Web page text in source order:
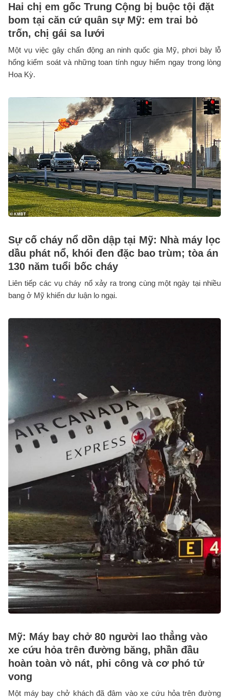
Hai chị em gốc Trung Cộng bị buộc tội đặt
bom tại căn cứ quân sự Mỹ: em trai bỏ
trốn, chị gái sa lưới
Một vụ việc gây chấn động an ninh quốc gia Mỹ, phơi bày lỗ
hổng kiểm soát và những toan tính nguy hiểm ngay trong lòng
Hoa Kỳ.
Sự cố cháy nổ dồn dập tại Mỹ: Nhà máy lọc
dầu phát nổ, khói đen đặc bao trùm; tòa án
130 năm tuổi bốc cháy
Liên tiếp các vụ cháy nổ xảy ra trong cùng một ngày tại nhiều
bang ở Mỹ khiến dư luận lo ngại.
Mỹ: Máy bay chở 80 người lao thẳng vào
xe cứu hỏa trên đường băng, phần đầu
hoàn toàn vò nát, phi công và cơ phó tử
vong
Một máy bay chở khách đã đâm vào xe cứu hỏa trên đường